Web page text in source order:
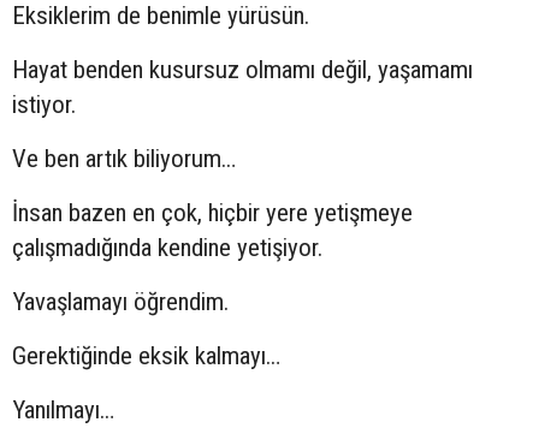
Eksiklerim de benimle yürüsün.
Hayat benden kusursuz olmamı değil, yaşamamı
istiyor.
Ve ben artık biliyorum…
İnsan bazen en çok, hiçbir yere yetişmeye
çalışmadığında kendine yetişiyor.
Yavaşlamayı öğrendim.
Gerektiğinde eksik kalmayı…
Yanılmayı…